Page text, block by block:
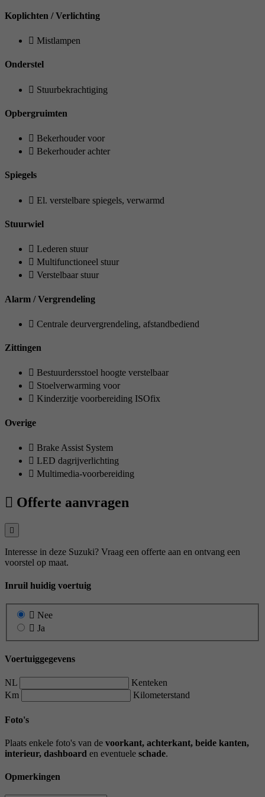
Koplichten / Verlichting
Mistlampen
Onderstel
Stuurbekrachtiging
Opbergruimten
Bekerhouder voor
Bekerhouder achter
Spiegels
El. verstelbare spiegels, verwarmd
Stuurwiel
Lederen stuur
Multifunctioneel stuur
Verstelbaar stuur
Alarm / Vergrendeling
Centrale deurvergrendeling, afstandbediend
Zittingen
Bestuurdersstoel hoogte verstelbaar
Stoelverwarming voor
Kinderzitje voorbereiding ISOfix
Overige
Brake Assist System
LED dagrijverlichting
Multimedia-voorbereiding
Offerte aanvragen
Interesse in deze Suzuki? Vraag een offerte aan en ontvang een
voorstel op maat.
Inruil huidig voertuig
Nee
Ja
Voertuiggegevens
NL
Kenteken
Km
Kilometerstand
Foto's
Plaats enkele foto's van de voorkant, achterkant, beide kanten,
interieur, dashboard en eventuele schade.
Opmerkingen